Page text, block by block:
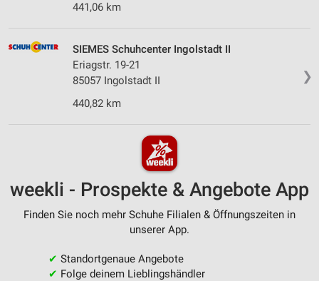
441,06 km
❯
SIEMES Schuhcenter Ingolstadt II
Eriagstr. 19-21
85057 Ingolstadt II
440,82 km
weekli - Prospekte & Angebote App
Finden Sie noch mehr Schuhe Filialen & Öffnungszeiten in
unserer App.
✔ Standortgenaue Angebote
✔ Folge deinem Lieblingshändler